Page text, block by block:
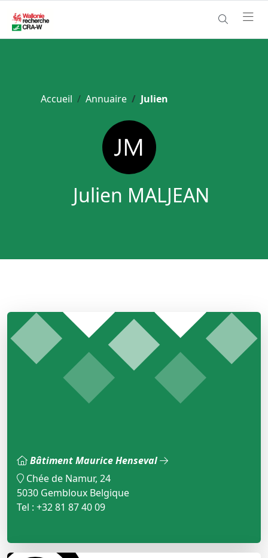
Accueil Annuaire Julien
Julien MALJEAN
Bâtiment Maurice Henseval
Chée de Namur, 24
5030 Gembloux Belgique
Tel : +32 81 87 40 09